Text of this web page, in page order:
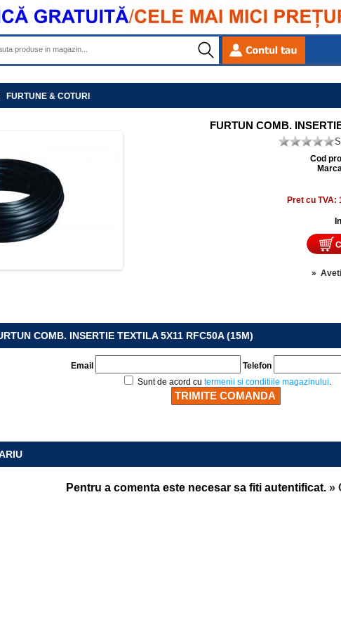
FURTUNE & COTURI
FURTUN COMB.
Cod
Pret cu TVA:
»
COMB. INSERTIE TEXTILA 5X11 RFC50A (15M)
Email
Telefon
Sunt de acord cu termenii si conditiile magazinului.
Pentru a comenta este necesar sa fiti autentificat. »